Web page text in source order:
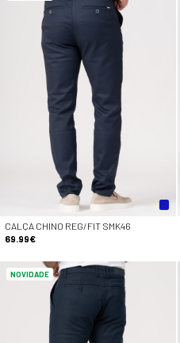
CALÇA CHINO REG/FIT SMK46
69.99€
NOVIDADE